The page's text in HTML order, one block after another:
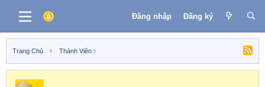
Đăng nhập Đăng ký
Trang Chủ Thành Viên